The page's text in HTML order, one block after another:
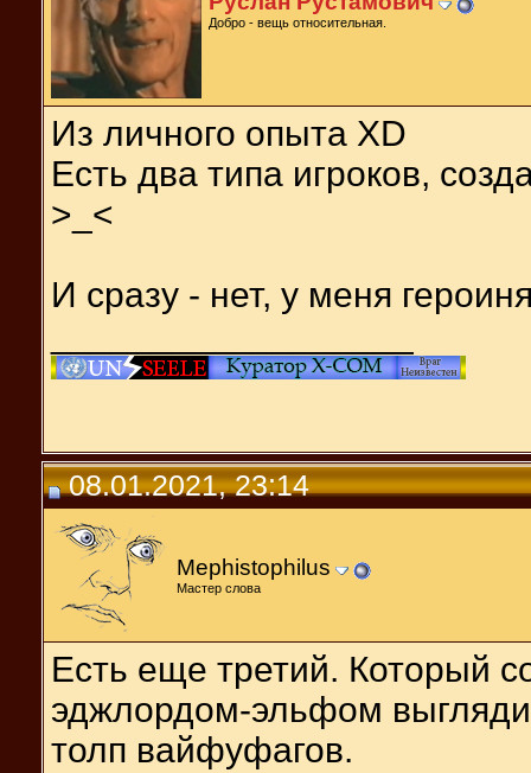
Добро - вещь относительная.
Из личного опыта XD
Есть два типа игроков,
>_<
И сразу - нет, у меня
08.01.2021, 23:14
Mephistophilus
Мастер слова
Есть еще третий. Который
эджлордом-эльфом
толп вайфуфагов.